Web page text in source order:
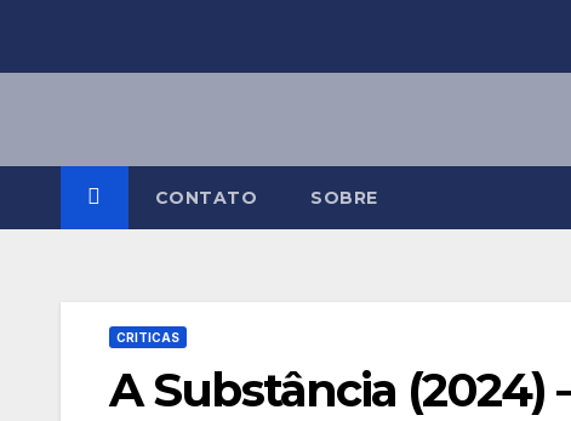
CONTATO SOBRE
CRITICAS
A Substância (2024)